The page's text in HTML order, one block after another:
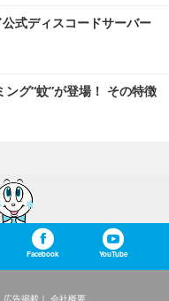
式ディスコードサーバー
ング“蚊”が登場！ その特徴
Facebook YouTube
広告掲載 会社概要